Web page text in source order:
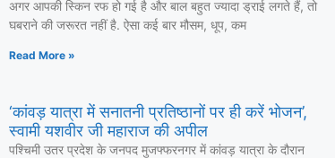
अगर आपकी स्किन रफ हो गई है और बाल बहुत ज्यादा ड्राई लगते हैं, तो
घबराने की जरूरत नहीं है. ऐसा कई बार मौसम, धूप, कम
Read More »
‘कांवड़ यात्रा में सनातनी प्रतिष्ठानों पर ही करें भोजन’,
स्वामी यशवीर जी महाराज की अपील
पश्चिमी उतर प्रदेश के जनपद मुजफ्फरनगर में कांवड़ यात्रा के दौरान